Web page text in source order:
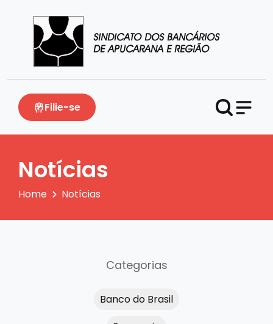
Filie-se
Notícias
Home Notícias
Categorias
Banco do Brasil